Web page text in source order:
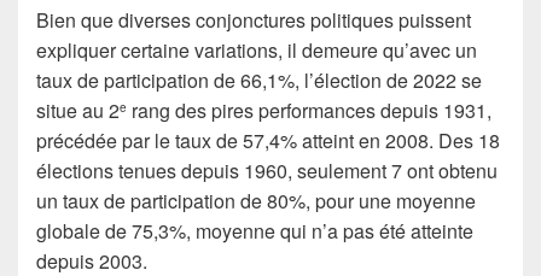
Bien que diverses conjonctures politiques puissent
expliquer certaine variations, il demeure qu’avec un
taux de participation de 66,1%, l’élection de 2022 se
situe au 2e rang des pires performances depuis 1931,
précédée par le taux de 57,4% atteint en 2008. Des 18
élections tenues depuis 1960, seulement 7 ont obtenu
un taux de participation de 80%, pour une moyenne
globale de 75,3%, moyenne qui n’a pas été atteinte
depuis 2003.